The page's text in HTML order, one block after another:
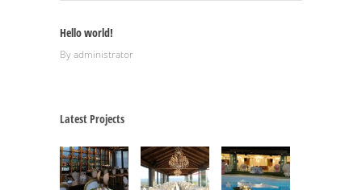
Hello world!
Byadministrator
Latest Projects